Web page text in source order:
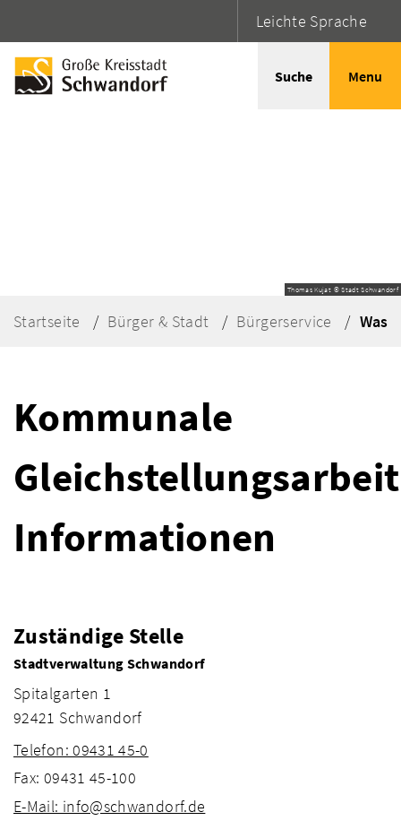
Leichte Sprache
Suche Menu
Thomas Kujat © Stadt Schwandorf
Startseite Bürger & Stadt Bürgerservice Was
Kommunale
Informationen
Zuständige Stelle
Stadtverwaltung Schwandorf
Spitalgarten 1
92421 Schwandorf
Telefon: 09431 45-0
Fax: 09431 45-100
E-Mail: info@schwandorf.de